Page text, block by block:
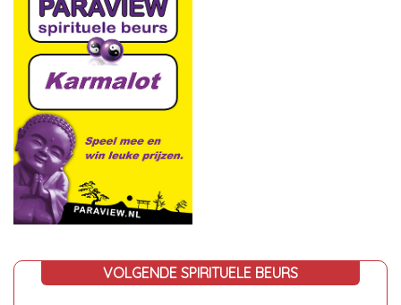
VOLGENDE SPIRITUELE BEURS